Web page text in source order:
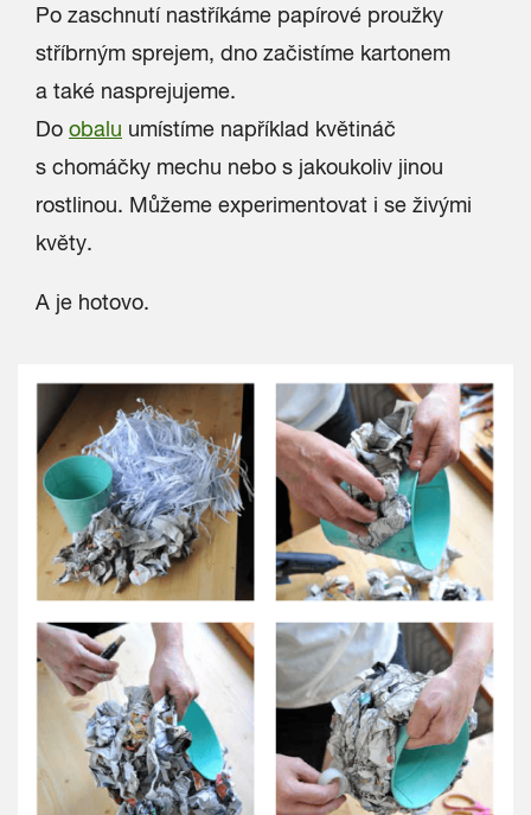
Po zaschnutí nastříkáme papírové proužky
stříbrným sprejem, dno začistíme kartonem
a také nasprejujeme.
Do obalu umístíme například květináč
s chomáčky mechu nebo s jakoukoliv jinou
rostlinou. Můžeme experimentovat i se živými
květy.
A je hotovo.